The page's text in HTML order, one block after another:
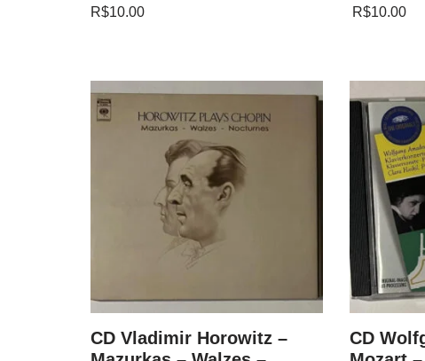
R$10.00 R$10.00
CD Vladimir Horowitz –
CD